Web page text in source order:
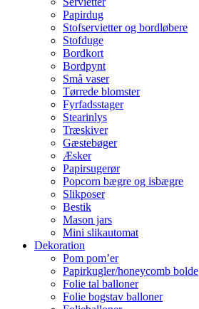
Papirdug
Stofservietter og bordløbere
Stofduge
Bordkort
Bordpynt
Små vaser
Tørrede blomster
Fyrfadsstager
Stearinlys
Træskiver
Gæstebøger
Æsker
Papirsugerør
Popcorn bægre og isbægre
Slikposer
Bestik
Mason jars
Mini slikautomat
Dekoration
Pom pom’er
Papirkugler/honeycomb bolde
Folie tal balloner
Folie bogstav balloner